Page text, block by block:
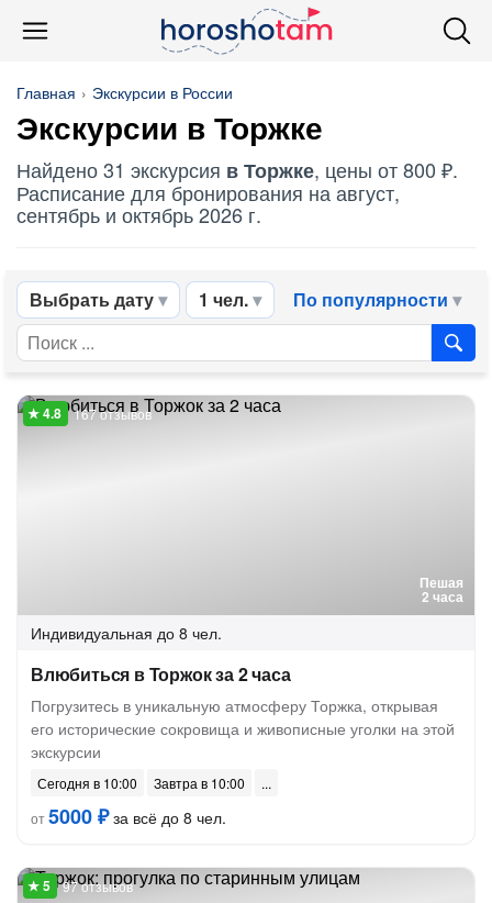
Главная Экскурсии в России
Экскурсии в Торжке
Найдено 31 экскурсия в Торжке, цены от 800 ₽.
Расписание для бронирования на август,
сентябрь и октябрь 2026 г.
Выбрать дату 1 чел. По популярности
Пешая
2 часа
167 отзывов
Индивидуальная до 8 чел.
Влюбиться в Торжок за 2 часа
Погрузитесь в уникальную атмосферу Торжка, открывая
его исторические сокровища и живописные уголки на этой
экскурсии
Сегодня в 10:00
Завтра в 10:00
от5000 ₽за всё до 8 чел.
97 отзывов